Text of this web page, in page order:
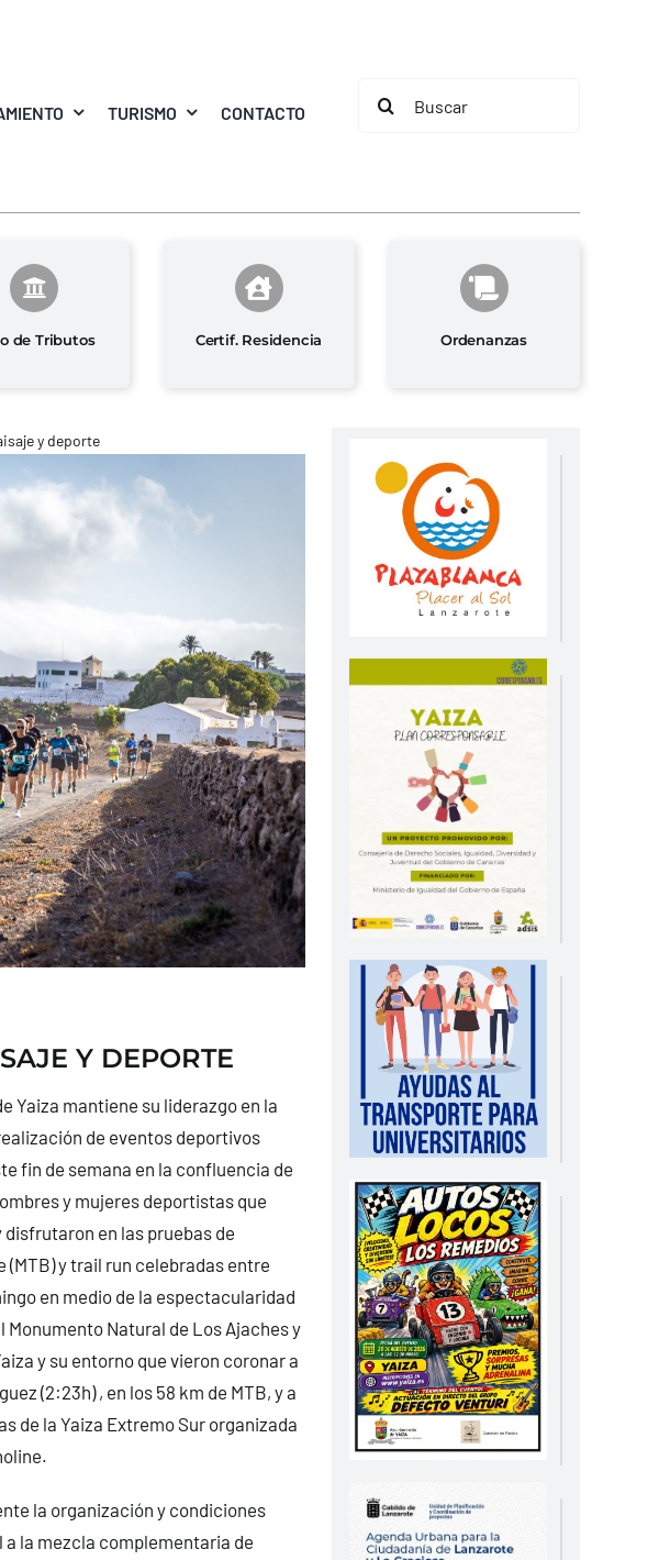
TURISMO CONTACTO
Buscar:
de Tributos Certif. Residencia Ordenanzas
y deporte
Y DEPORTE
Yaiza mantiene su liderazgo en la
de eventos deportivos
fin de semana en la confluencia de
y mujeres deportistas que
en las pruebas de
(MTB) y trail run celebradas entre
en medio de la espectacularidad
Monumento Natural de Los Ajaches y
y su entorno que vieron coronar a
(2:23h) , en los 58 km de MTB, y a
de la Yaiza Extremo Sur organizada
la organización y condiciones
la mezcla complementaria de